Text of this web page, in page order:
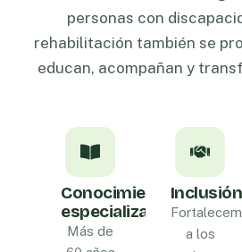
personas con
rehabilitación también se
educan, acompañan y
Conocimiento
especializado
Más de
Inclusión
a los